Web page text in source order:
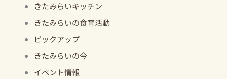
きたみらいキッチン
きたみらいの食育活動
ピックアップ
きたみらいの今
イベント情報